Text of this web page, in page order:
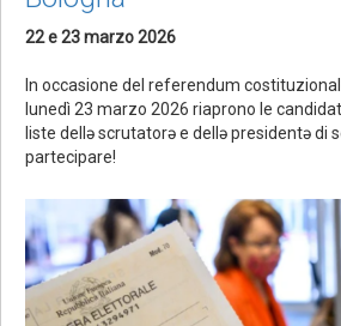
22 e 23 marzo 2026
In occasione del referendum
lunedì 23 marzo 2026 riaprono le
liste dellə scrutatorə e dellə presidentə di
partecipare!